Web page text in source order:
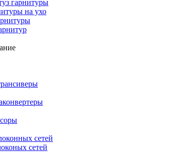
гарнитуры
на ухо
сетей
сетей